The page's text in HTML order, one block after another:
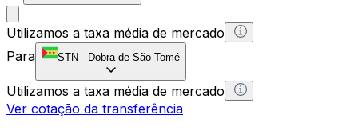
Utilizamos a taxa média de mercado
Para
STN - Dobra de São Tomé
Utilizamos a taxa média de mercado
Ver cotação da transferência